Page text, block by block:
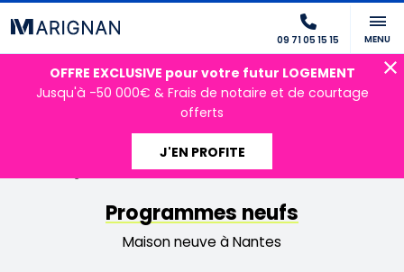
09 71 05 15 15 MENU
OFFRE EXCLUSIVE pour votre futur LOGEMENT
Jusqu'à -50 000€ & Frais de notaire et de courtage
offerts
J'EN PROFITE
Programmes neufs Maison neuve Nantes
Programmes neufs
Maison neuve à Nantes